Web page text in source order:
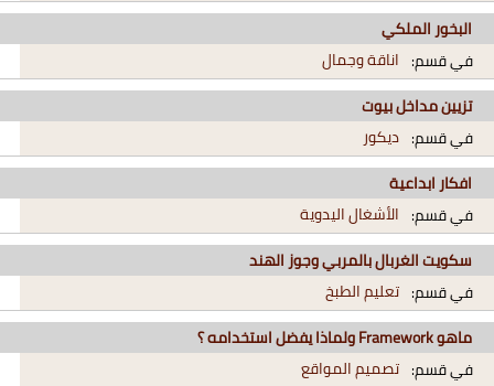
البخور الملكي
في قسم: اناقة وجمال
تزيين مداخل بيوت
في قسم: ديكور
افكار ابداعية
في قسم: الأشغال اليدوية
سكويت الغربال بالمربي وجوز الهند
في قسم: تعليم الطبخ
ماهو Framework ولماذا يفضل استخدامه ؟
في قسم: تصميم المواقع